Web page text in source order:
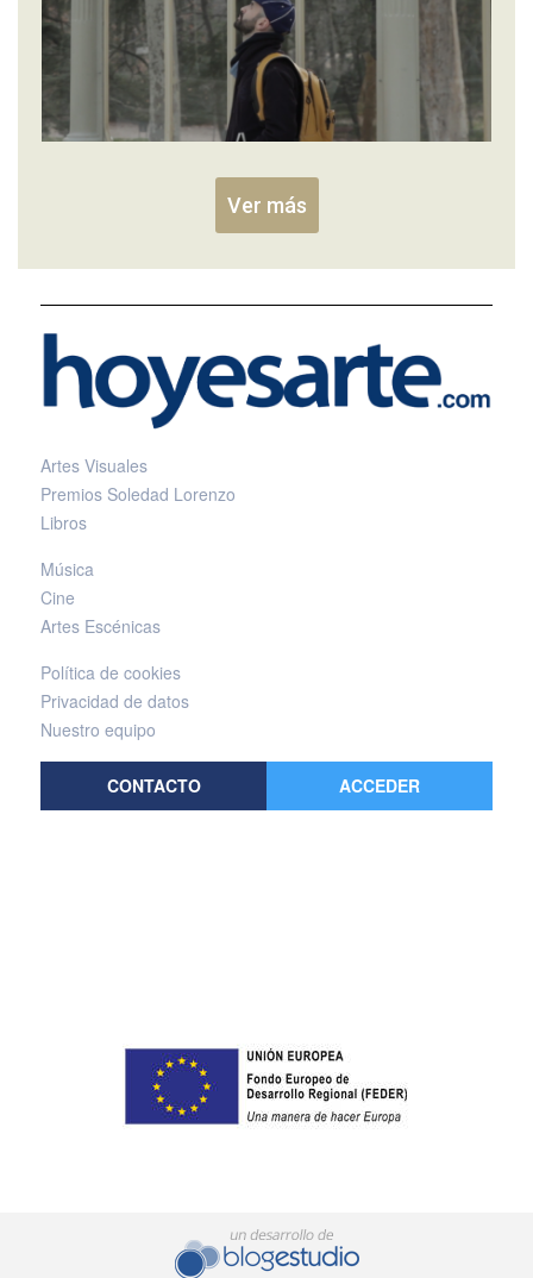
Ver más
Artes Visuales
Premios Soledad Lorenzo
Libros
Música
Cine
Artes Escénicas
Política de cookies
Privacidad de datos
Nuestro equipo
CONTACTO ACCEDER